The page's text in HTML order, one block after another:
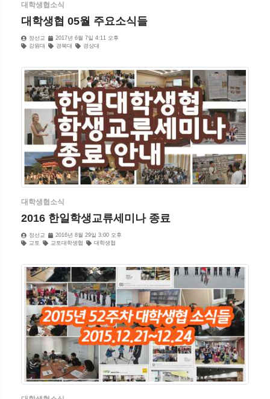
대학생협소식
대학생협 05월 주요소식들
정선교
2017년 6월 7일 4:11 오후
강원대
경북대 경상대
대학생협소식
2016 한일학생교류세미나 종료
정선교
2016년 8월 29일 3:00 오후
교토
교토대학생협 대학생협